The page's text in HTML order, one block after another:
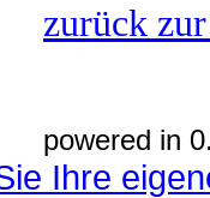
zurück
powered in
Ihre